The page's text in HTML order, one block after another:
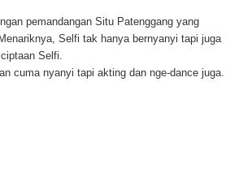
pemandangan Situ Patenggang yang
Selfi tak hanya bernyanyi tapi juga
Selfi.
cuma nyanyi tapi akting dan nge-dance juga.